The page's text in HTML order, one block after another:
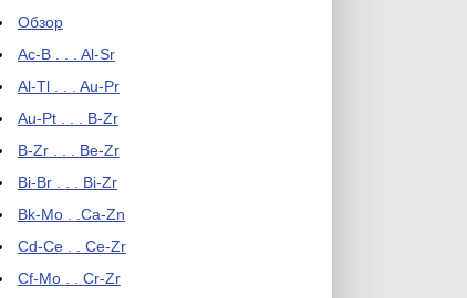
Обзор
Ac-B . . . Al-Sr
Al-Tl . . . Au-Pr
Au-Pt . . . B-Zr
B-Zr . . . Be-Zr
Bi-Br . . . Bi-Zr
Bk-Mo . .Ca-Zn
Cd-Ce . . Ce-Zr
Cf-Mo . . Cr-Zr